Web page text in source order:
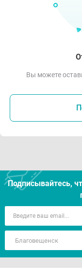
Вы можете
Подписывайтесь,